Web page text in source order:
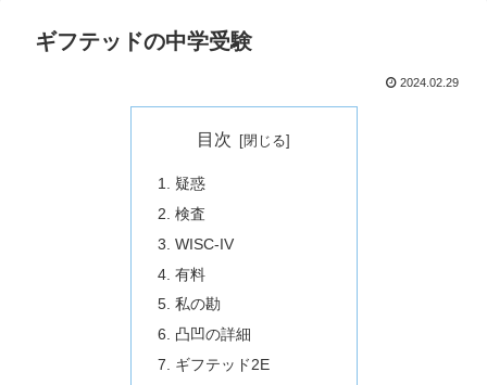
ギフテッドの中学受験
2024.02.29
目次
疑惑
検査
WISC-IV
有料
私の勘
凸凹の詳細
ギフテッド2E